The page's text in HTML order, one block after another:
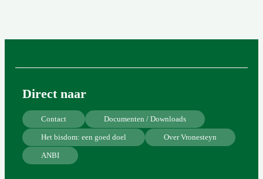
Direct naar
Contact Documenten / Downloads
Het bisdom: een goed doel Over Vronesteyn
ANBI